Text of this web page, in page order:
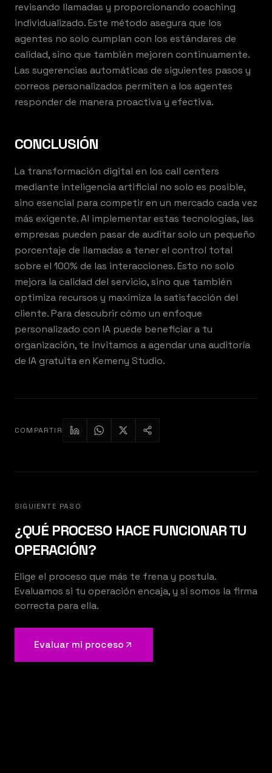
revisando llamadas y proporcionando coaching
individualizado. Este método asegura que los
agentes no solo cumplan con los estándares de
calidad, sino que también mejoren continuamente.
Las sugerencias automáticas de siguientes pasos y
correos personalizados permiten a los agentes
responder de manera proactiva y efectiva.
CONCLUSIÓN
La transformación digital en los call centers
mediante inteligencia artificial no solo es posible,
sino esencial para competir en un mercado cada vez
más exigente. Al implementar estas tecnologías, las
empresas pueden pasar de auditar solo un pequeño
porcentaje de llamadas a tener el control total
sobre el 100% de las interacciones. Esto no solo
mejora la calidad del servicio, sino que también
optimiza recursos y maximiza la satisfacción del
cliente. Para descubrir cómo un enfoque
personalizado con IA puede beneficiar a tu
organización, te invitamos a agendar una auditoría
de IA gratuita en Kemeny Studio.
COMPARTIR
SIGUIENTE PASO
¿QUÉ PROCESO HACE FUNCIONAR TU
OPERACIÓN?
Elige el proceso que más te frena y postula.
Evaluamos si tu operación encaja, y si somos la firma
correcta para ella.
Evaluar mi proceso